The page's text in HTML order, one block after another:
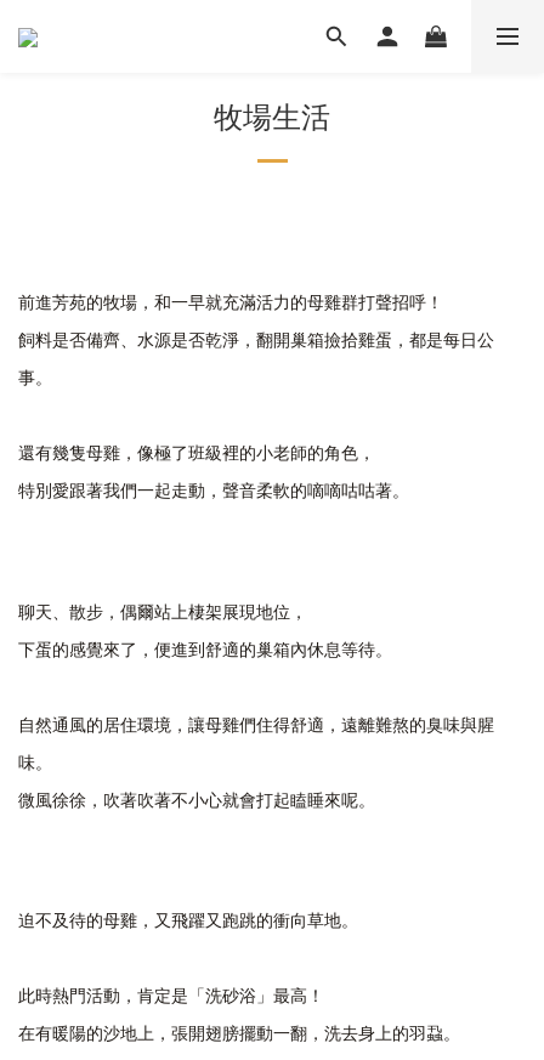
牧場生活
前進芳苑的牧場，和一早就充滿活力的母雞群打聲招呼！
飼料是否備齊、水源是否乾淨，翻開巢箱撿拾雞蛋，都是每日公
事。
還有幾隻母雞，像極了班級裡的小老師的角色，
特別愛跟著我們一起走動，聲音柔軟的嘀嘀咕咕著。
聊天、散步，偶爾站上棲架展現地位，
下蛋的感覺來了，便進到舒適的巢箱內休息等待。
自然通風的居住環境，讓母雞們住得舒適，遠離難熬的臭味與腥
味。
微風徐徐，吹著吹著不小心就會打起瞌睡來呢。
迫不及待的母雞，又飛躍又跑跳的衝向草地。
此時熱門活動，肯定是「洗砂浴」最高！
在有暖陽的沙地上，張開翅膀擺動一翻，洗去身上的羽蝨。